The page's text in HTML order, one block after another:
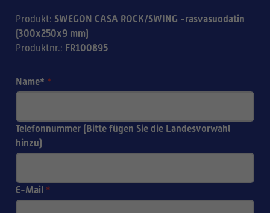
Produkt: SWEGON CASA ROCK/SWING -rasvasuodatin
(300x250x9 mm)
Produktnr.: FR100895
Name* *
Telefonnummer (Bitte fügen Sie die Landesvorwahl
hinzu)
E-Mail *